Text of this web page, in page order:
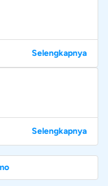
Selengkapnya
Selengkapnya